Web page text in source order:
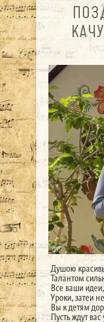
Душою
Талантом
Все ваши
Уроки, затеи
Вы к детям
Пусть ждут